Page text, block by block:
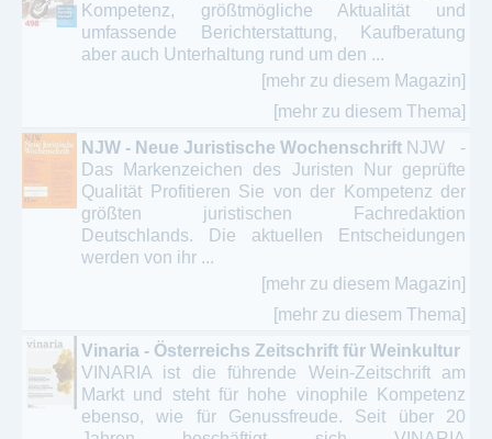
Kompetenz, größtmögliche Aktualität und
umfassende Berichterstattung, Kaufberatung
aber auch Unterhaltung rund um den ...
[mehr zu diesem Magazin]
[mehr zu diesem Thema]
NJW - Neue Juristische Wochenschrift NJW -
Das Markenzeichen des Juristen Nur geprüfte
Qualität Profitieren Sie von der Kompetenz der
größten juristischen Fachredaktion
Deutschlands. Die aktuellen Entscheidungen
werden von ihr ...
[mehr zu diesem Magazin]
[mehr zu diesem Thema]
Vinaria - Österreichs Zeitschrift für Weinkultur
VINARIA ist die führende Wein-Zeitschrift am
Markt und steht für hohe vinophile Kompetenz
ebenso, wie für Genussfreude. Seit über 20